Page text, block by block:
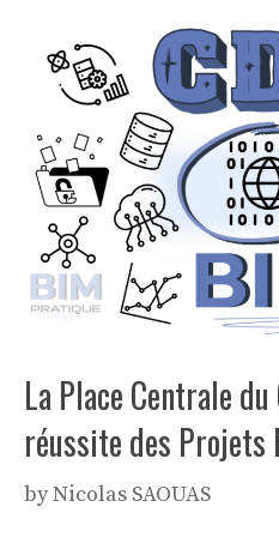
La Place Centrale
réussite des Projets
byNicolas SAOUAS